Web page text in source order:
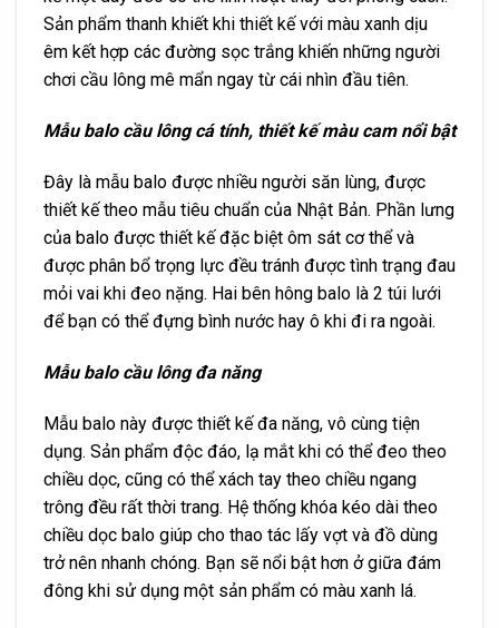
Sản phẩm thanh khiết khi thiết kế với màu xanh dịu
êm kết hợp các đường sọc trắng khiến những người
chơi cầu lông mê mẩn ngay từ cái nhìn đầu tiên.
Mẫu balo cầu lông cá tính, thiết kế màu cam nổi bật
Đây là mẫu balo được nhiều người săn lùng, được
thiết kế theo mẫu tiêu chuẩn của Nhật Bản. Phần lưng
của balo được thiết kế đặc biệt ôm sát cơ thể và
được phân bổ trọng lực đều tránh được tình trạng đau
mỏi vai khi đeo nặng. Hai bên hông balo là 2 túi lưới
để bạn có thể đựng bình nước hay ô khi đi ra ngoài.
Mẫu balo cầu lông đa năng
Mẫu balo này được thiết kế đa năng, vô cùng tiện
dụng. Sản phẩm độc đáo, lạ mắt khi có thể đeo theo
chiều dọc, cũng có thể xách tay theo chiều ngang
trông đều rất thời trang. Hệ thống khóa kéo dài theo
chiều dọc balo giúp cho thao tác lấy vợt và đồ dùng
trở nên nhanh chóng. Bạn sẽ nổi bật hơn ở giữa đám
đông khi sử dụng một sản phẩm có màu xanh lá.